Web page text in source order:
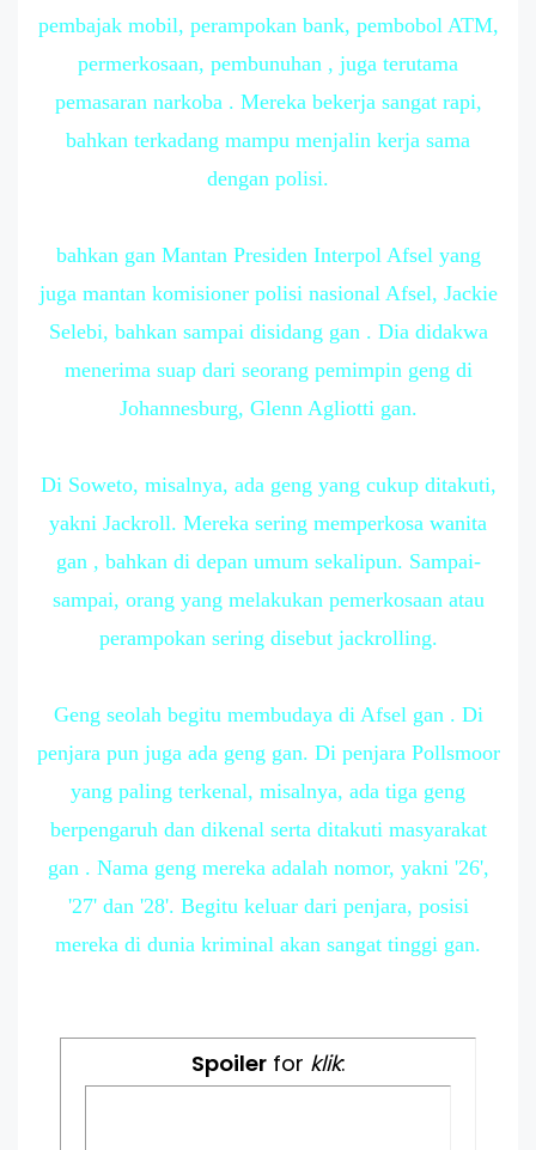
pembajak mobil, perampokan bank, pembobol ATM,
permerkosaan, pembunuhan , juga terutama
pemasaran narkoba . Mereka bekerja sangat rapi,
bahkan terkadang mampu menjalin kerja sama
dengan polisi.
bahkan gan Mantan Presiden Interpol Afsel yang
juga mantan komisioner polisi nasional Afsel, Jackie
Selebi, bahkan sampai disidang gan . Dia didakwa
menerima suap dari seorang pemimpin geng di
Johannesburg, Glenn Agliotti gan.
Di Soweto, misalnya, ada geng yang cukup ditakuti,
yakni Jackroll. Mereka sering memperkosa wanita
gan , bahkan di depan umum sekalipun. Sampai-
sampai, orang yang melakukan pemerkosaan atau
perampokan sering disebut jackrolling.
Geng seolah begitu membudaya di Afsel gan . Di
penjara pun juga ada geng gan. Di penjara Pollsmoor
yang paling terkenal, misalnya, ada tiga geng
berpengaruh dan dikenal serta ditakuti masyarakat
gan . Nama geng mereka adalah nomor, yakni '26',
'27' dan '28'. Begitu keluar dari penjara, posisi
mereka di dunia kriminal akan sangat tinggi gan.
Spoilerfor klik: